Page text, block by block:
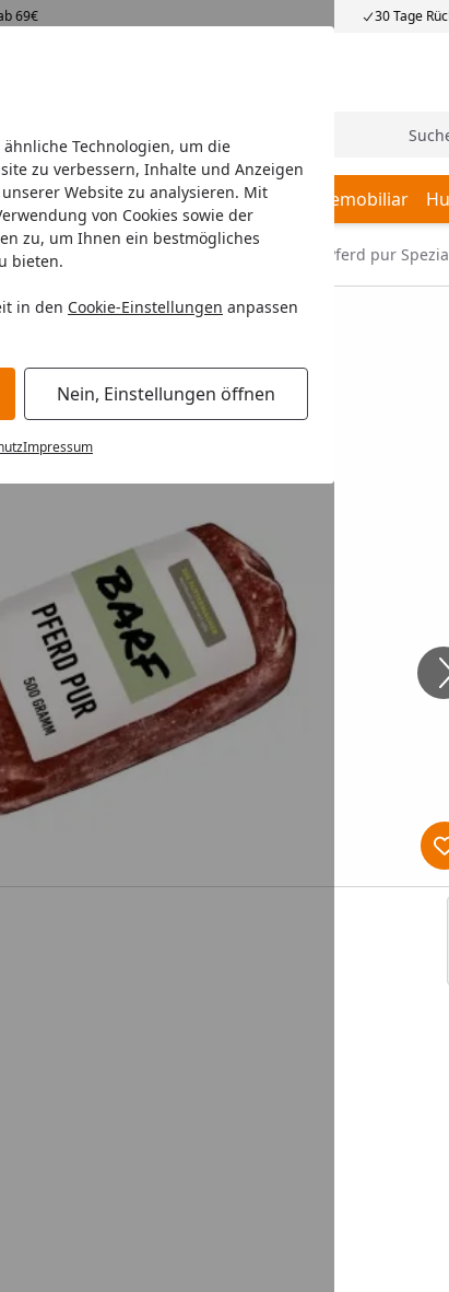
Technologien, um die
zu verbessern, Inhalte und Anzeigen
Website zu analysieren. Mit
von Cookies sowie der
zu, um Ihnen ein bestmögliches
bieten.
in den Cookie-Einstellungen anpassen
Nein, Einstellungen öffnen
Impressum
69€ 30 Tage
Sommerhits Suche
& Co Hundeschlafplätze Hundemobiliar
Die Futtermacher Pferd pur